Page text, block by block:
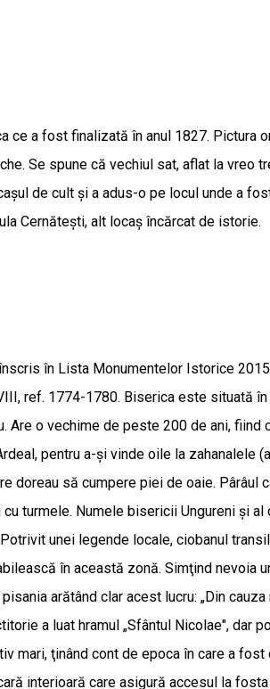
ce a fost finalizată în anul 1827. Pictura
Se spune că vechiul sat, aflat la vreo
de cult și a adus-o pe locul unde a
Cernătești, alt locaș încărcat de istorie.
în Lista Monumentelor Istorice
ref. 1774-1780. Biserica este situată
Are o vechime de peste 200 de ani,
pentru a-şi vinde oile la zahanalele
să cumpere piei de oaie. Pârâul
turmele. Numele bisericii Ungureni şi
unei legende locale, ciobanul
în această zonă. Simţind nevoia
arătând clar acest lucru: „Din
a luat hramul „Sfântul Nicolae", dar
mari, ţinând cont de epoca în care a
interioară care asigură accesul la